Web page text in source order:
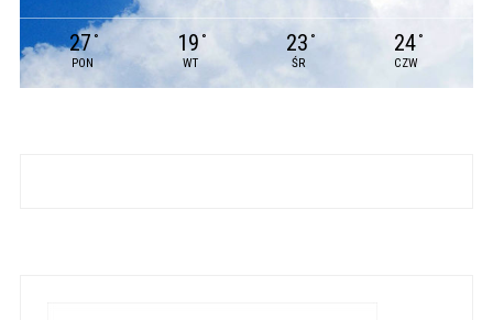
27 °
PON
19 °
WT
23 °
ŚR
24 °
CZW